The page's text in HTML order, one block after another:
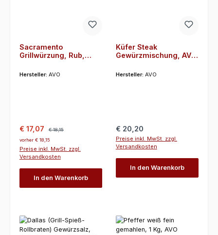
Sacramento
Grillwürzung, Rub,
Hersteller: AVO
Verkaufspreis:
€ 17,07
€ 18,15
vorher € 18,15
Preise inkl. MwSt. zzgl.
Versandkosten
In den Warenkorb
Küfer Steak
Gewürzmischung, AVO,
Hersteller: AVO
Regulärer Preis:
€ 20,20
Preise inkl. MwSt. zzgl.
Versandkosten
In den Warenkorb